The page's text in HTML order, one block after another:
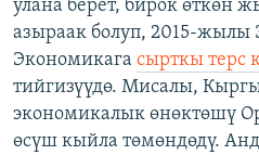
улана берет, бирок өткөн
азыраак болуп, 2015-жылы
Экономикага сырткы терс
тийгизүүдө. Мисалы,
экономикалык өнөктөшү
өсүш кыйла төмөндөдү.